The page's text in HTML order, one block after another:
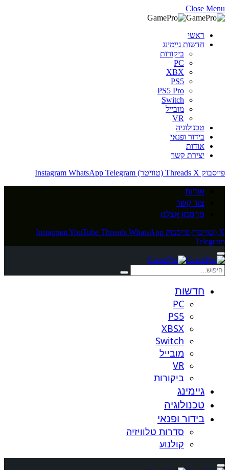
Close Menu
ראשי
חדשות גיימינג
ביקורות
PC
XBX
PS5
PS5 Pro
Switch
מובייל
VR
טכנולוגיה
בידור ופנאי
אודות
יצירת קשר
פייסבוק
Threads X (טוויטר) Instagram WhatsApp Telegram
אודות
צור קשר
פרסמו אצלנו
X (טוויטר) פייסבוק InstagramYouTube Threads WhatsApp
Telegram
חדשות
PC
PS5
XBSX
Switch
מובייל
VR
ביקורות
גיימינג
טכנולוגיה
בידור ופנאי
סדרות טלוויזיה
קולנוע